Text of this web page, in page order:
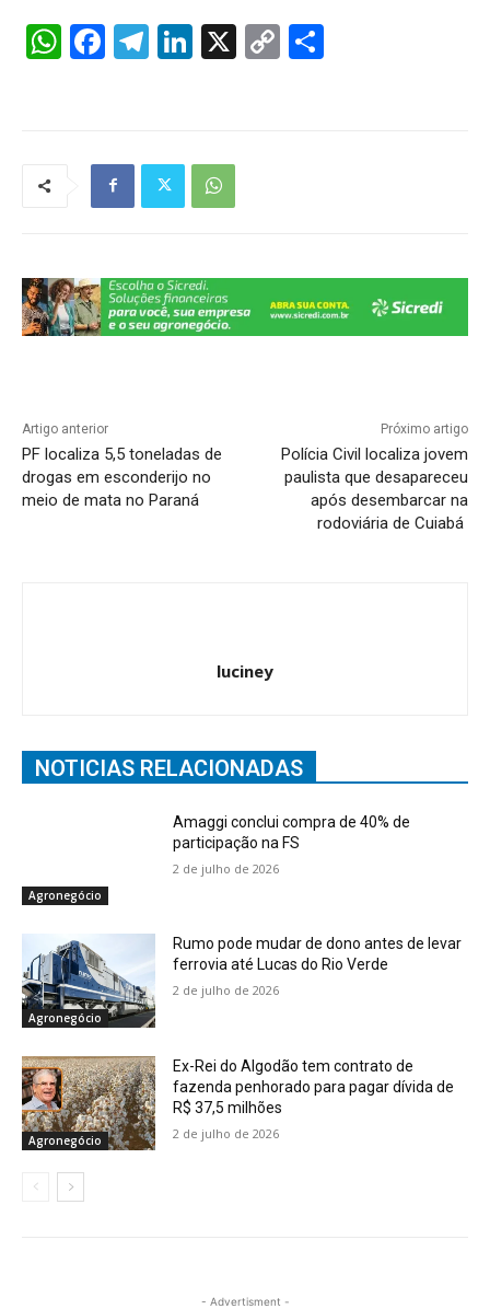
W F
b
o
k
T
a
m
Li
dI
n
X
C
Artigo anterior
PF localiza 5,5 toneladas de
drogas em esconderijo no
meio de mata no Paraná
Próximo artigo
Polícia Civil localiza jovem
paulista que desapareceu
após desembarcar na
rodoviária de Cuiabá
luciney
NOTICIAS RELACIONADAS
Agronegócio
Amaggi conclui compra de 40% de
participação na FS
2 de julho de 2026
Agronegócio
Rumo pode mudar de dono antes de levar
ferrovia até Lucas do Rio Verde
2 de julho de 2026
Agronegócio
Ex-Rei do Algodão tem contrato de
fazenda penhorado para pagar dívida de
R$ 37,5 milhões
2 de julho de 2026
- Advertisment -